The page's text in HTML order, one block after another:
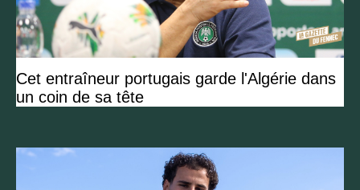
Cet entraîneur portugais garde l'Algérie dans
un coin de sa tête